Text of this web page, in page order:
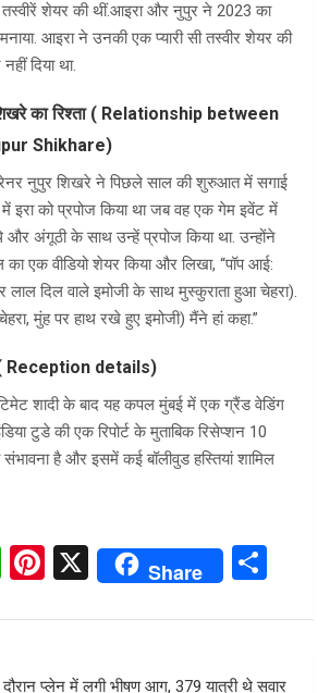
शेयर की थीं.आइरा और नुपुर ने 2023 का
आइरा ने उनकी एक प्यारी सी तस्वीर शेयर की
दिया था.
का रिश्ता ( Relationship between
Shikhare)
नुपुर शिखरे ने पिछले साल की शुरुआत में सगाई
इरा को प्रपोज किया था जब वह एक गेम इवेंट में
अंगूठी के साथ उन्हें प्रपोज किया था. उन्होंने
का एक वीडियो शेयर किया और लिखा, “पॉप आई:
दिल वाले इमोजी के साथ मुस्कुराता हुआ चेहरा).
मुंह पर हाथ रखे हुए इमोजी) मैंने हां कहा.”
Reception details)
शादी के बाद यह कपल मुंबई में एक ग्रैंड वेडिंग
टुडे की एक रिपोर्ट के मुताबिक रिसेप्शन 10
है और इसमें कई बॉलीवुड हस्तियां शामिल
W
at
s
Pi
er
es
X Share
ar
प्लेन में लगी भीषण आग, 379 यात्री थे सवार